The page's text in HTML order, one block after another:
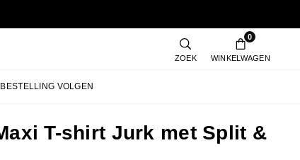
ZOEK
0
WINKELWAGEN
VOLGEN
T-shirt Jurk met Split &